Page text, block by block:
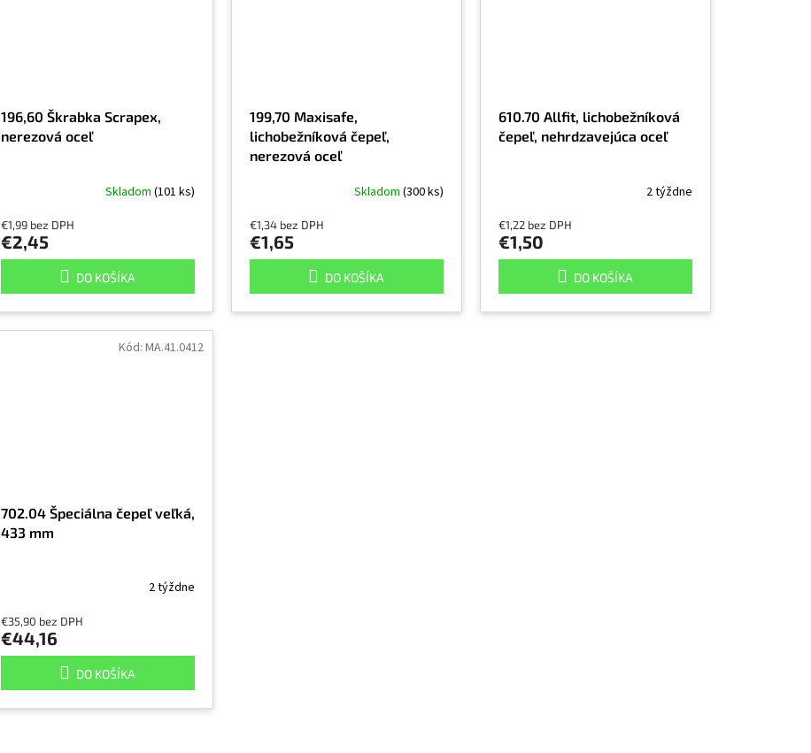
196,60 Škrabka Scrapex,
nerezová oceľ
Skladom (101 ks)
€1,99 bez DPH
€2,45
DO KOŠÍKA
199,70 Maxisafe,
lichobežníková čepeľ,
nerezová oceľ
Skladom (300 ks)
€1,34 bez DPH
€1,65
DO KOŠÍKA
610.70 Allfit, lichobežníková
čepeľ, nehrdzavejúca oceľ
2 týždne
€1,22 bez DPH
€1,50
DO KOŠÍKA
702.04 Špeciálna čepeľ veľká,
433 mm
2 týždne
€35,90 bez DPH
€44,16
DO KOŠÍKA
Kód: MA.41.0412